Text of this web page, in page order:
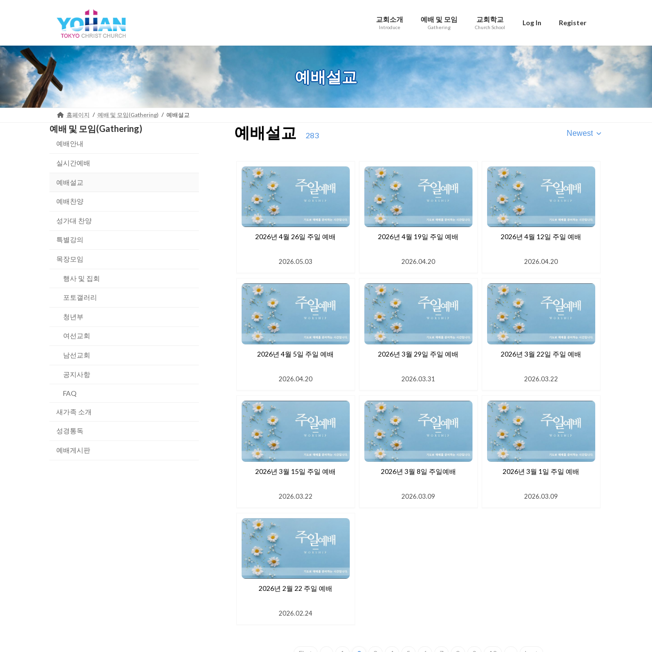
교회소개
Introduce
예배 및 모임
Gathering
교회학교
Church School
Log In Register
예배설교
홈페이지 예배 및 모임(Gathering) 예배설교
예배설교 283 Newest
2026년 4월 26일 주일 예배
2026.05.03
2026년 4월 19일 주일 예배
2026.04.20
2026년 4월 12일 주일 예배
2026.04.20
2026년 4월 5일 주일 예배
2026.04.20
2026년 3월 29일 주일 예배
2026.03.31
2026년 3월 22일 주일 예배
2026.03.22
2026년 3월 15일 주일 예배
2026.03.22
2026년 3월 8일 주일예배
2026.03.09
2026년 3월 1일 주일 예배
2026.03.09
2026년 2월 22 주일 예배
2026.02.24
예배 및 모임(Gathering)
예배안내
실시간예배
예배설교
예배찬양
성가대 찬양
특별강의
목장모임
행사 및 집회
포토갤러리
청년부
여선교회
남선교회
공지사항
FAQ
새가족 소개
성경통독
예배게시판